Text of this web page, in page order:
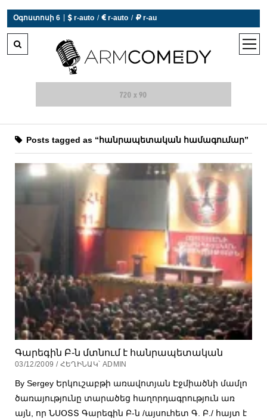
Օգոստոսի 6  r-auto /  r-auto /  r-au
open
Posts tagged as “հանրապետական համագումար”
Գարեգին Բ-ն մտնում է հանրապետական
03/12/2009 / ՀԵՂԻՆԱԿ՝ ADMIN
By Sergey Երկուշաբթի առավոտյան Էջմիածնի մամլո
ծառայությունը տարածեց հաղորդագրություն առ
այն, որ ՆՍՕՏՏ Գարեգին Բ-ն /այսուհետ Գ. Բ./ հայտ է